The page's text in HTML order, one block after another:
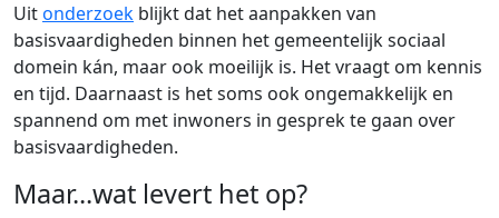
Uitonderzoek blijkt dat het aanpakken van
basisvaardigheden binnen het gemeentelijk sociaal
domein kán, maar ook moeilijk is. Het vraagt om kennis
en tijd. Daarnaast is het soms ook ongemakkelijk en
spannend om met inwoners in gesprek te gaan over
basisvaardigheden.
Maar...wat levert het op?